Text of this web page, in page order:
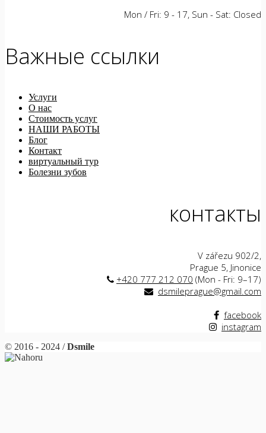
Mon / Fri: 9 - 17, Sun - Sat: Closed
Важные ссылки
Услуги
О нас
Стоимость услуг
НАШИ РАБОТЫ
Блог
Контакт
виртуальный тур
Болезни зубов
контакты
V zářezu 902/2,
Prague 5, Jinonice
+420 777 212 070 (Mon - Fri: 9–17)
dsmileprague@gmail.com
facebook
instagram
© 2016 - 2024 /Dsmile